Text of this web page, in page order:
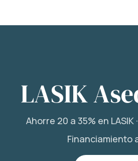
LASIK
Ahorre 20 a 35% en LASIK
Financiamiento